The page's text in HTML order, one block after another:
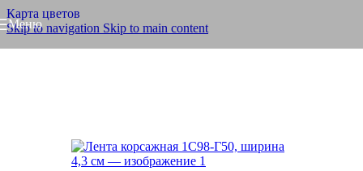
Карта цветов
Skip to navigation Skip to main content
Меню